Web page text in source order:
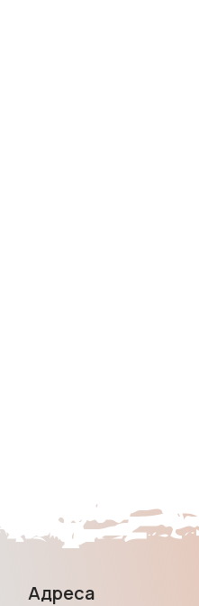
Адреса